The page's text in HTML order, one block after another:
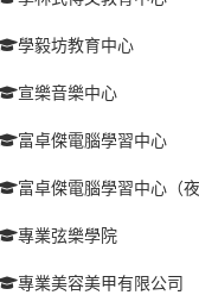
學毅坊教育中心
宣樂音樂中心
富卓傑電腦學習中心
富卓傑電腦學習中心（夜
專業弦樂學院
專業美容美甲有限公司